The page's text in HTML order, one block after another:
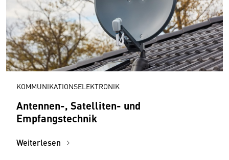
KOMMUNIKATIONSELEKTRONIK
Antennen-, Satelliten- und
Empfangstechnik
Weiterlesen